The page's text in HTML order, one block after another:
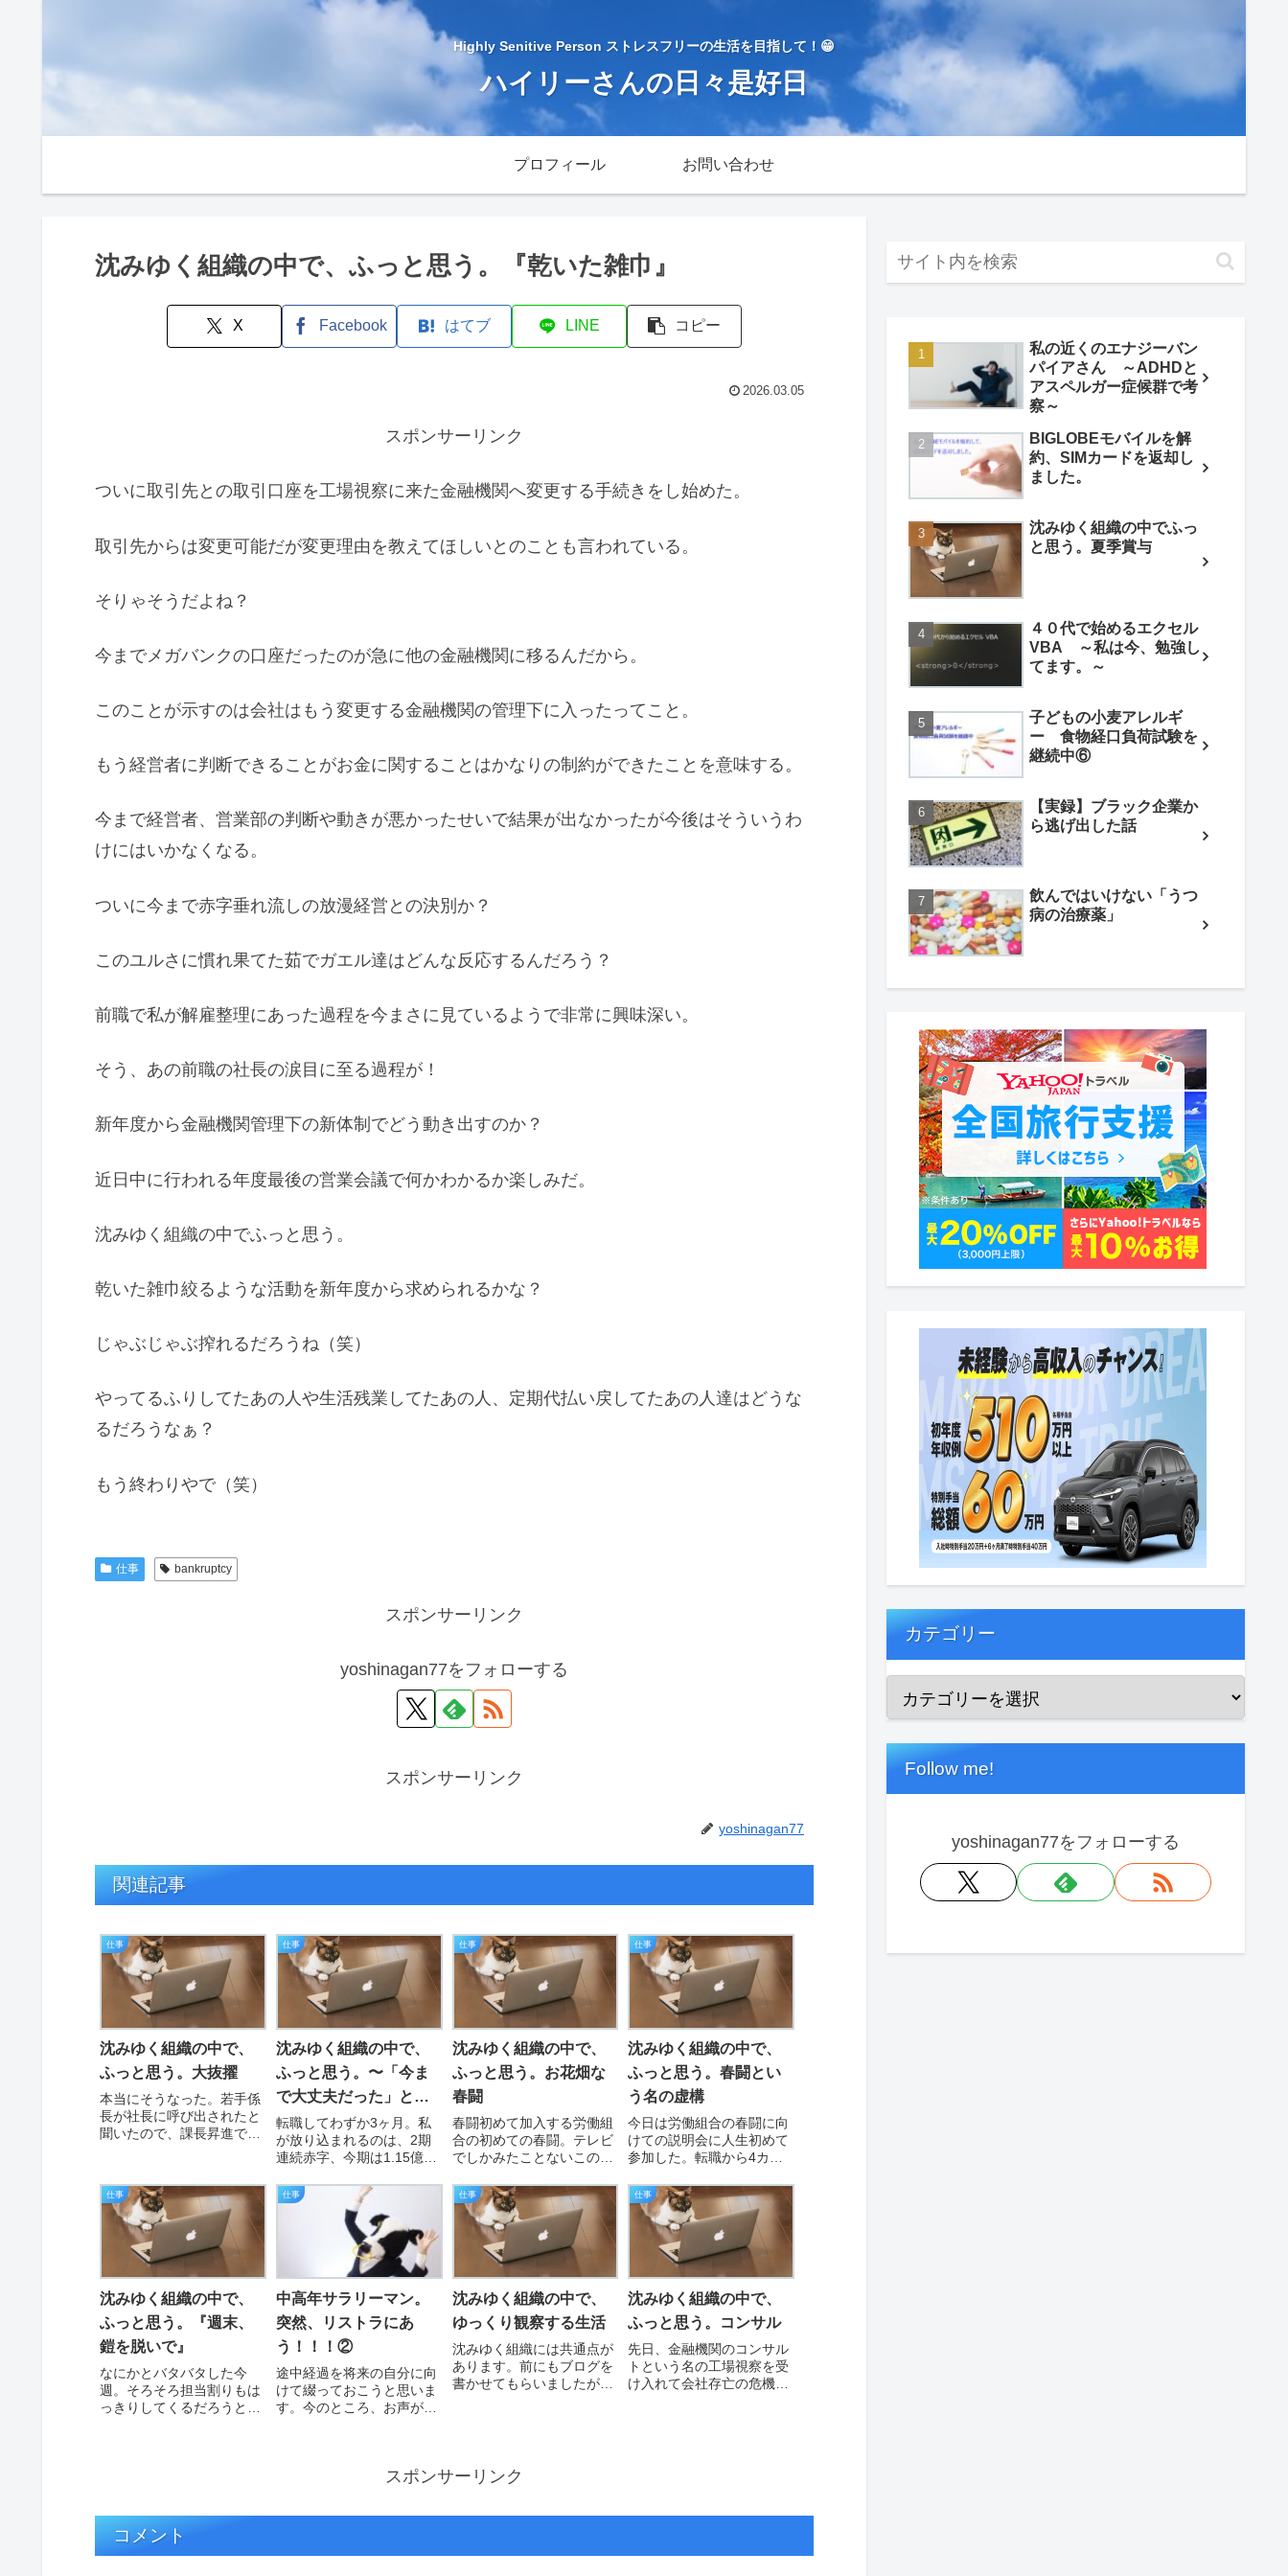
Highly Senitive Person ストレスフリーの生活を目指して！😁
ハイリーさんの日々是好日
プロフィール お問い合わせ
沈みゆく組織の中で、ふっと思う。『乾いた雑巾』
X Facebook はてブ LINE コピー
2026.03.05
スポンサーリンク
ついに取引先との取引口座を工場視察に来た金融機関へ変更する手続きをし始めた。
取引先からは変更可能だが変更理由を教えてほしいとのことも言われている。
そりゃそうだよね？
今までメガバンクの口座だったのが急に他の金融機関に移るんだから。
このことが示すのは会社はもう変更する金融機関の管理下に入ったってこと。
もう経営者に判断できることがお金に関することはかなりの制約ができたことを意味する。
今まで経営者、営業部の判断や動きが悪かったせいで結果が出なかったが今後はそういうわ
けにはいかなくなる。
ついに今まで赤字垂れ流しの放漫経営との決別か？
このユルさに慣れ果てた茹でガエル達はどんな反応するんだろう？
前職で私が解雇整理にあった過程を今まさに見ているようで非常に興味深い。
そう、あの前職の社長の涙目に至る過程が！
新年度から金融機関管理下の新体制でどう動き出すのか？
近日中に行われる年度最後の営業会議で何かわかるか楽しみだ。
沈みゆく組織の中でふっと思う。
乾いた雑巾絞るような活動を新年度から求められるかな？
じゃぶじゃぶ搾れるだろうね（笑）
やってるふりしてたあの人や生活残業してたあの人、定期代払い戻してたあの人達はどうな
るだろうなぁ？
もう終わりやで（笑）
仕事 bankruptcy
スポンサーリンク
yoshinagan77をフォローする
スポンサーリンク
yoshinagan77
関連記事
仕事
沈みゆく組織の中で、
ふっと思う。大抜擢
本当にそうなった。若手係
長が社長に呼び出されたと
聞いたので、課長昇進で
た盤面通りに、新しい課長
が誕生する。転職後入社数
年でのスピード昇進。だ
が、その肩書きに添えられ
たのは、栄光ではなく『重
仕事
沈みゆく組織の中で、
ふっと思う。〜「今ま
で大丈夫だった」とい
う名の死刑宣告〜
転職してわずか3ヶ月。私
が放り込まれるのは、2期
連続赤字、今期は1.15億円
ンチーム」という名の姥捨
山。売上11.5億に対して1
割以上の赤字。そりゃ〜、
傍から見てても何をやって
るか分からないベテラン社
員、事務所内でバ…
仕事
沈みゆく組織の中で、
ふっと思う。お花畑な
春闘
春闘初めて加入する労働組
合の初めての春闘。テレビ
でしかみたことないこの活
る。昨今の物価高からベア
だけでなく物価高対策分
（実質賃金減少分）を獲得
しようと我が労働組合は高
い要求を経営陣にしたそう
な。結果、経営陣は激怒し
た…
仕事
沈みゆく組織の中で、
ふっと思う。春闘とい
う名の虚構
今日は労働組合の春闘に向
けての説明会に人生初めて
参加した。転職から4カ
後に控えて先行して参加さ
せてもらえるようになった
のは気持ち整理解雇用の小
さな盾を手に入れたような
気になった。赤字ではある
ものの周辺企業との賃金差
を…
仕事
沈みゆく組織の中で、
ふっと思う。『週末、
鎧を脱いで』
なにかとバタバタした今
週。そろそろ担当割りもは
っきりしてくるだろうとい
ていたりなどしている人も
お…
仕事
中高年サラリーマン。
突然、リストラにあ
う！！！②
途中経過を将来の自分に向
けて綴っておこうと思いま
す。今のところ、お声が掛
口添えなので何とか通過し
仕事
沈みゆく組織の中で、
ゆっくり観察する生活
沈みゆく組織には共通点が
あります。前にもブログを
書かせてもらいましたが今
堅社員が上層部に掛け合
い、営業部長と面談をしま
仕事
沈みゆく組織の中で、
ふっと思う。コンサル
先日、金融機関のコンサル
トという名の工場視察を受
け入れて会社存亡の危機を
スポンサーリンク
コメント
私の近くのエナジーバン
パイアさん ～ADHDと
アスペルガー症候群で考
察～
BIGLOBEモバイルを解
約、SIMカードを返却し
ました。
沈みゆく組織の中でふっ
と思う。夏季賞与
４０代で始めるエクセル
VBA ～私は今、勉強し
てます。～
子どもの小麦アレルギ
ー 食物経口負荷試験を
継続中⑥
【実録】ブラック企業か
ら逃げ出した話
飲んではいけない「うつ
病の治療薬」
カテゴリー
Follow me!
yoshinagan77をフォローする